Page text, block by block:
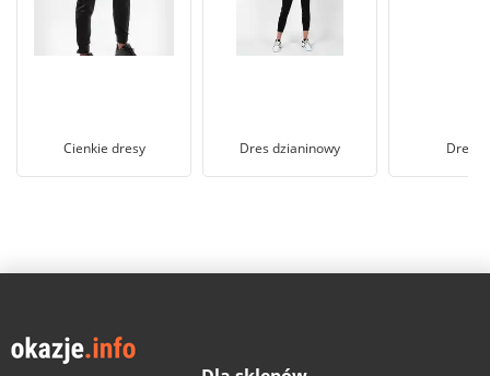
Cienkie dresy Dres dzianinowy Dres